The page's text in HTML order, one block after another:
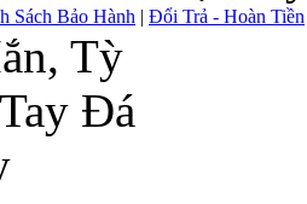
Sách Bảo Hành | Đổi Trả - Hoàn Tiền